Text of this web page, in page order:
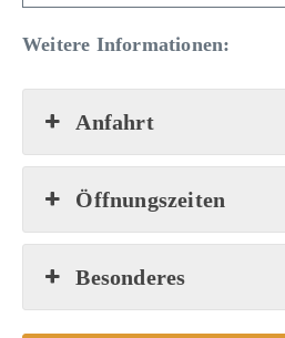
Weitere Informationen:
Anfahrt
Öffnungszeiten
Besonderes